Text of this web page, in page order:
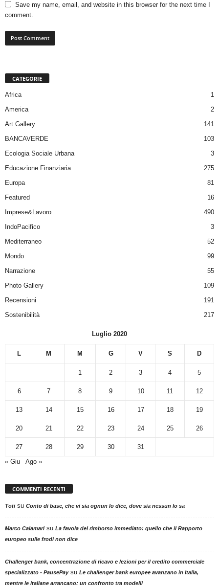
Save my name, email, and website in this browser for the next time I
comment.
CATEGORIE
Africa
1
America
2
Art Gallery
141
BANCAVERDE
103
Ecologia Sociale Urbana
3
Educazione Finanziaria
275
Europa
81
Featured
16
Imprese&Lavoro
490
IndoPacifico
3
Mediterraneo
52
Mondo
99
Narrazione
55
Photo Gallery
109
Recensioni
191
Sostenibilità
217
Luglio 2020
L M M G V S D
1 2 3 4 5
6 7 8 9 10 11 12
13 14 15 16 17 18 19
20 21 22 23 24 25 26
27 28 29 30
31
« Giu
Ago »
COMMENTI RECENTI
Totisu Conto di base, che vi sia ognun lo dice, dove sia nessun lo sa
Marco Calamarisu La favola del rimborso immediato: quello che il Rapporto
europeo sulle frodi non dice
Challenger bank, concentrazione di ricavo e lezioni per il credito commerciale
specializzato - PausePaysu Le challenger bank europee avanzano in Italia,
mentre le italiane arrancano: un confronto tra modelli